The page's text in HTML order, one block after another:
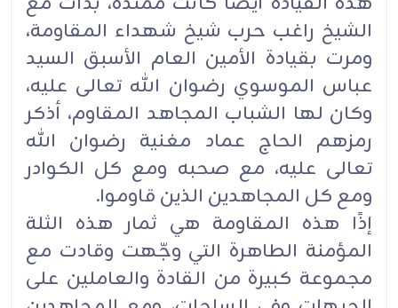
الشيخ راغب حرب شيخ شهداء المقاومة،
ومرت بقيادة الأمين العام الأسبق السيد
عباس الموسوي رضوان الله تعالى عليه،
وكان لها الشباب المجاهد المقاوم، أذكر
رمزهم الحاج عماد مغنية رضوان الله
تعالى عليه، مع صحبه ومع كل الكوادر
ومع كل المجاهدين الذين قاوموا.
إذًا هذه المقاومة هي ثمار هذه الثلة
المؤمنة الطاهرة التي وجّهت وقادت مع
مجموعة كبيرة من القادة والعاملين على